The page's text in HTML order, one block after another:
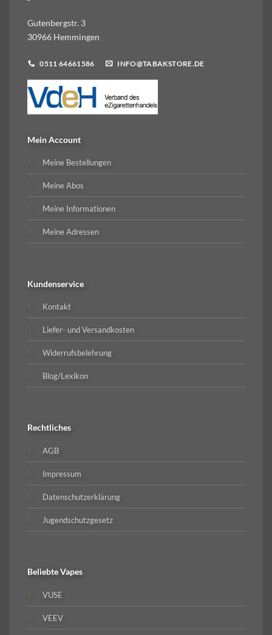
Gutenbergstr. 3
30966 Hemmingen
0511 64661586 INFO@TABAKSTORE.DE
Mein Account
Meine Bestellungen
Meine Abos
Meine Informationen
Meine Adressen
Kundenservice
Kontakt
Liefer- und Versandkosten
Widerrufsbelehrung
Blog/Lexikon
Rechtliches
AGB
Impressum
Datenschutzerklärung
Jugendschutzgesetz
BeliebteVapes
VUSE
VEEV